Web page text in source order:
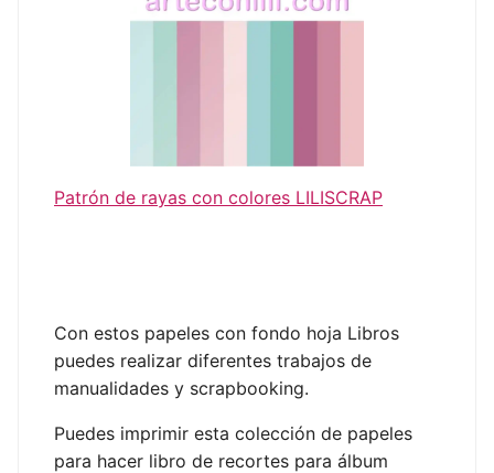
Patrón de rayas con colores LILISCRAP
Con estos papeles con fondo hoja Libros
puedes realizar diferentes trabajos de
manualidades y scrapbooking.
Puedes imprimir esta colección de papeles
para hacer libro de recortes para álbum